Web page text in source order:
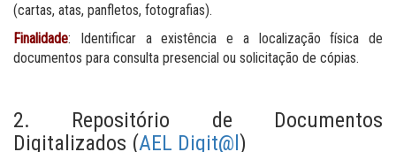
(cartas, atas, panfletos, fotografias).
Finalidade: Identificar a existência e a localização física de
documentos para consulta presencial ou solicitação de cópias.
2. Repositório de Documentos
Digitalizados (AEL Digit@l )